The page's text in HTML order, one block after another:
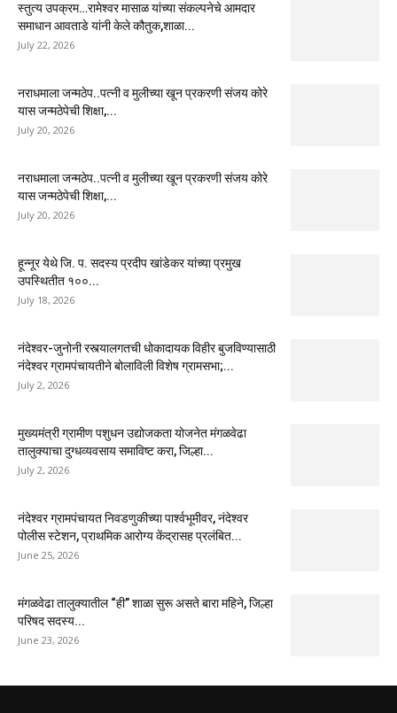
स्तुत्य उपक्रम…रामेश्वर मासाळ यांच्या संकल्पनेचे आमदार
समाधान आवताडे यांनी केले कौतुक,शाळा...
July 22, 2026
नराधमाला जन्मठेप..पत्नी व मुलीच्या खून प्रकरणी संजय कोरे
यास जन्मठेपेची शिक्षा,...
July 20, 2026
नराधमाला जन्मठेप..पत्नी व मुलीच्या खून प्रकरणी संजय कोरे
यास जन्मठेपेची शिक्षा,...
July 20, 2026
हून्नूर येथे जि. प. सदस्य प्रदीप खांडेकर यांच्या प्रमुख
उपस्थितीत १००...
July 18, 2026
नंदेश्वर-जुनोनी रस्त्यालगतची धोकादायक विहीर बुजविण्यासाठी
नंदेश्वर ग्रामपंचायतीने बोलाविली विशेष ग्रामसभा;...
July 2, 2026
मुख्यमंत्री ग्रामीण पशुधन उद्योजकता योजनेत मंगळवेढा
तालुक्याचा दुग्धव्यवसाय समाविष्ट करा, जिल्हा...
July 2, 2026
नंदेश्वर ग्रामपंचायत निवडणुकीच्या पार्श्वभूमीवर, नंदेश्वर
पोलीस स्टेशन, प्राथमिक आरोग्य केंद्रासह प्रलंबित...
June 25, 2026
मंगळवेढा तालुक्यातील “ही” शाळा सुरू असते बारा महिने, जिल्हा
परिषद सदस्य...
June 23, 2026